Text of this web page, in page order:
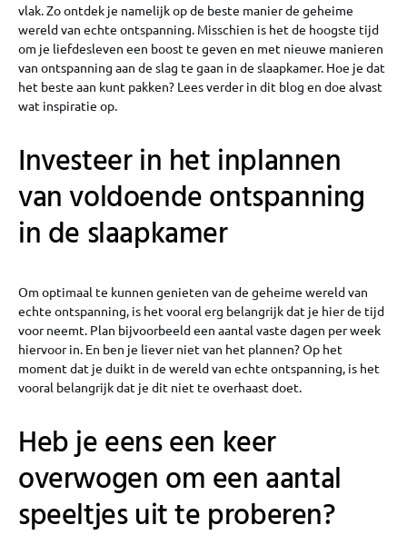
vlak. Zo ontdek je namelijk op de beste manier de geheime
wereld van echte ontspanning. Misschien is het de hoogste tijd
om je liefdesleven een boost te geven en met nieuwe manieren
van ontspanning aan de slag te gaan in de slaapkamer. Hoe je dat
het beste aan kunt pakken? Lees verder in dit blog en doe alvast
wat inspiratie op.
Investeer in het inplannen
van voldoende ontspanning
in de slaapkamer
Om optimaal te kunnen genieten van de geheime wereld van
echte ontspanning, is het vooral erg belangrijk dat je hier de tijd
voor neemt. Plan bijvoorbeeld een aantal vaste dagen per week
hiervoor in. En ben je liever niet van het plannen? Op het
moment dat je duikt in de wereld van echte ontspanning, is het
vooral belangrijk dat je dit niet te overhaast doet.
Heb je eens een keer
overwogen om een aantal
speeltjes uit te proberen?